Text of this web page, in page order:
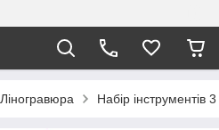
Ліногравюра Набір інструментів